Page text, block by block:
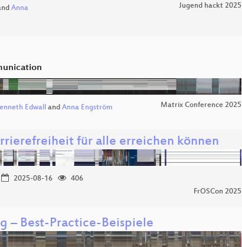
Anna Jugend hackt 2025
Edwalland Anna Engström Matrix Conference 2025
für alle erreichen können
2025-08-16
406
FrOSCon 2025
– Best-Practice-Beispiele